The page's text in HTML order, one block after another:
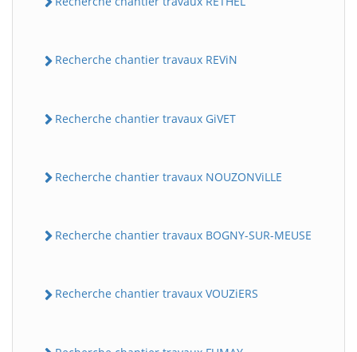
Recherche chantier travaux REViN
Recherche chantier travaux GiVET
Recherche chantier travaux NOUZONViLLE
Recherche chantier travaux BOGNY-SUR-MEUSE
Recherche chantier travaux VOUZiERS